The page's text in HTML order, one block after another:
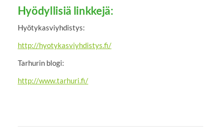
Hyödyllisiä linkkejä:
Hyötykasviyhdistys:
http://hyotykasviyhdistys.fi/
Tarhurin blogi:
http://www.tarhuri.fi/